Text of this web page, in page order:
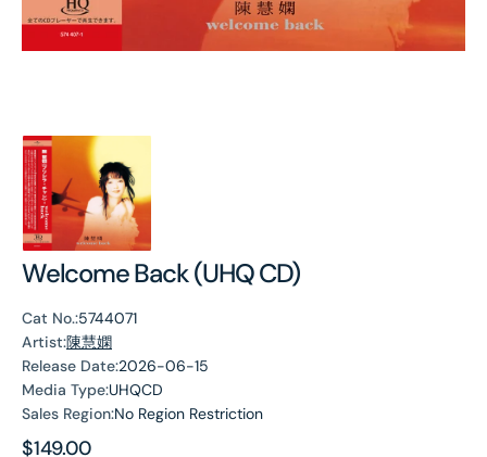
Welcome Back (UHQ CD)
Cat No.:5744071
Artist:陳慧嫻
Release Date:2026-06-15
Media Type:UHQCD
Sales Region:No Region Restriction
Regular
$149.00